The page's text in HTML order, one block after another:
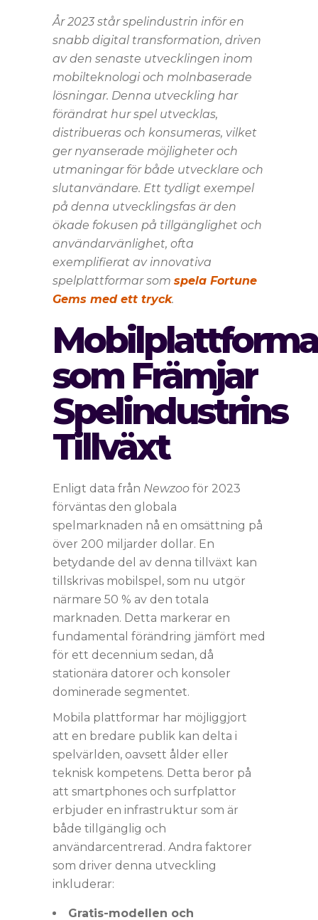
År 2023 står spelindustrin inför en
snabb digital transformation, driven
av den senaste utvecklingen inom
mobilteknologi och molnbaserade
lösningar. Denna utveckling har
förändrat hur spel utvecklas,
distribueras och konsumeras, vilket
ger nyanserade möjligheter och
utmaningar för både utvecklare och
slutanvändare. Ett tydligt exempel
på denna utvecklingsfas är den
ökade fokusen på tillgänglighet och
användarvänlighet, ofta
exemplifierat av innovativa
spelplattformar som spela Fortune
Gems med ett tryck.
som Främjar
Spelindustrins
Tillväxt
Enligt data från Newzoo för 2023
förväntas den globala
spelmarknaden nå en omsättning på
över 200 miljarder dollar. En
betydande del av denna tillväxt kan
tillskrivas mobilspel, som nu utgör
närmare 50 % av den totala
marknaden. Detta markerar en
fundamental förändring jämfört med
för ett decennium sedan, då
stationära datorer och konsoler
dominerade segmentet.
Mobila plattformar har möjliggjort
att en bredare publik kan delta i
spelvärlden, oavsett ålder eller
teknisk kompetens. Detta beror på
att smartphones och surfplattor
erbjuder en infrastruktur som är
både tillgänglig och
användarcentrerad. Andra faktorer
som driver denna utveckling
inkluderar:
Gratis-modellen och